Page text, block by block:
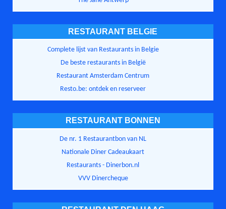
RESTAURANT BELGIE
Complete lijst van Restaurants in Belgie
De beste restaurants in België
Restaurant Amsterdam Centrum
Resto.be: ontdek en reserveer
RESTAURANT BONNEN
De nr. 1 Restaurantbon van NL
Nationale Diner Cadeaukaart
Restaurants - Dinerbon.nl
VVV Dinercheque